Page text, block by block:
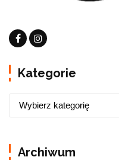
Kategorie
Archiwum